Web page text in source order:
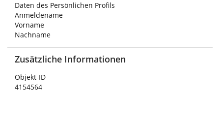
Daten des Persönlichen Profils
Anmeldename
Vorname
Nachname
Zusätzliche Informationen
Objekt-ID
4154564